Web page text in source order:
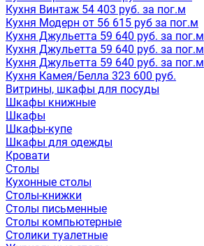
Кухня Винтаж 54 403 руб. за пог.м
Кухня Модерн от 56 615 руб за пог.м
Кухня Джульетта 59 640 руб. за пог.м
Кухня Джульетта 59 640 руб. за пог.м
Кухня Джульетта 59 640 руб. за пог.м
Кухня Камея/Белла 323 600 руб.
Витрины, шкафы для посуды
Шкафы книжные
Шкафы
Шкафы-купе
Шкафы для одежды
Кровати
Столы
Кухонные столы
Столы-книжки
Столы письменные
Столы компьютерные
Столики туалетные